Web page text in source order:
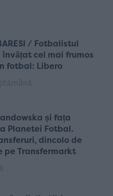
/ Fotbalistul
cel mai frumos
fotbal: Libero
și fața
Planetei Fotbal.
dincolo de
pe Transfermarkt